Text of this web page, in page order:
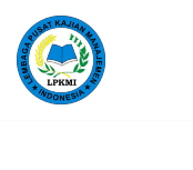
Lompat
ke